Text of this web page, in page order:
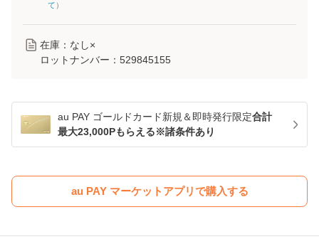
て ）
在庫：なし×
ロットナンバー： 529845155
au PAY ゴールドカード新規＆即時発行限定合計
最大23,000Pもらえる※諸条件あり
au PAY マーケットアプリで購入する